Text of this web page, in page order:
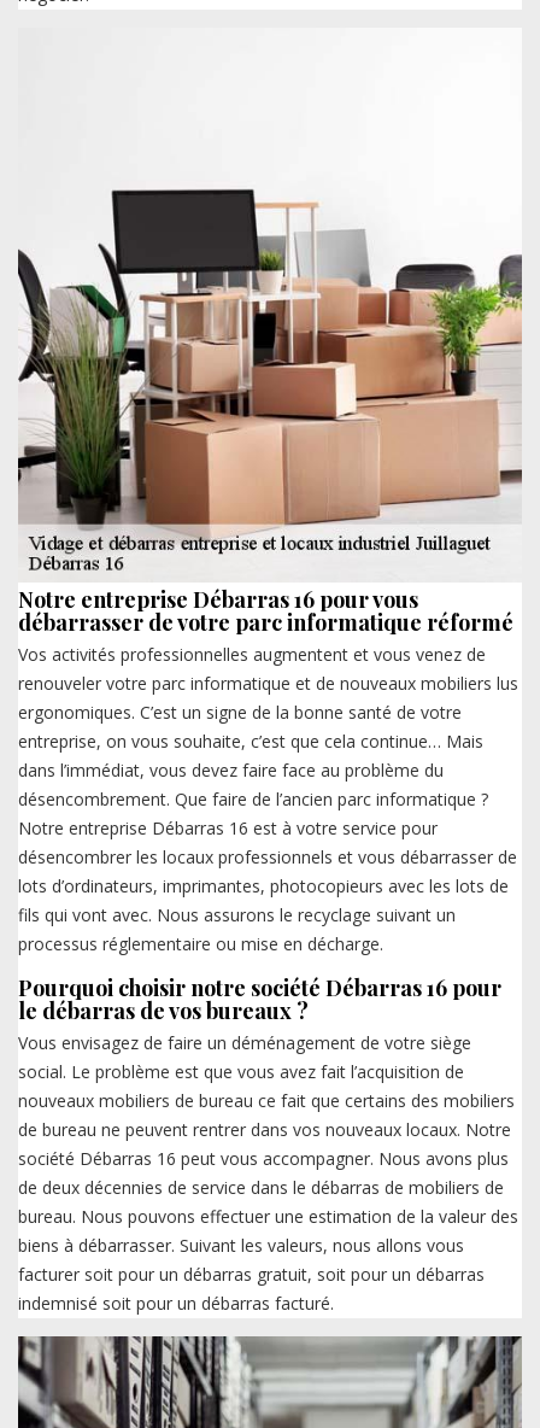
Notre entreprise Débarras 16 pour vous
débarrasser de votre parc informatique réformé
Vos activités professionnelles augmentent et vous venez de
renouveler votre parc informatique et de nouveaux mobiliers lus
ergonomiques. C’est un signe de la bonne santé de votre
entreprise, on vous souhaite, c’est que cela continue… Mais
dans l’immédiat, vous devez faire face au problème du
désencombrement. Que faire de l’ancien parc informatique ?
Notre entreprise Débarras 16 est à votre service pour
désencombrer les locaux professionnels et vous débarrasser de
lots d’ordinateurs, imprimantes, photocopieurs avec les lots de
fils qui vont avec. Nous assurons le recyclage suivant un
processus réglementaire ou mise en décharge.
Pourquoi choisir notre société Débarras 16 pour
le débarras de vos bureaux ?
Vous envisagez de faire un déménagement de votre siège
social. Le problème est que vous avez fait l’acquisition de
nouveaux mobiliers de bureau ce fait que certains des mobiliers
de bureau ne peuvent rentrer dans vos nouveaux locaux. Notre
société Débarras 16 peut vous accompagner. Nous avons plus
de deux décennies de service dans le débarras de mobiliers de
bureau. Nous pouvons effectuer une estimation de la valeur des
biens à débarrasser. Suivant les valeurs, nous allons vous
facturer soit pour un débarras gratuit, soit pour un débarras
indemnisé soit pour un débarras facturé.